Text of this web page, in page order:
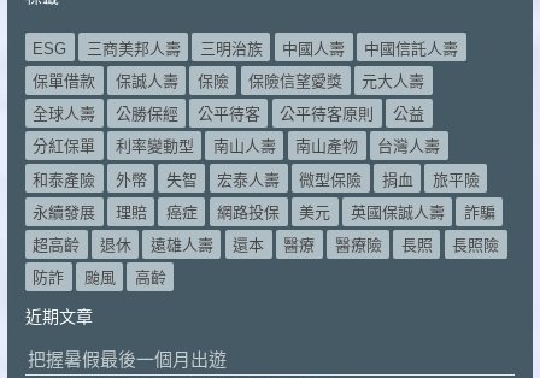
ESG 三商美邦人壽 三明治族 中國人壽
中國信託人壽
保單借款
保誠人壽 保險 保險信望愛獎
元大人壽
全球人壽
公勝保經 公平待客 公平待客原則
公益
分紅保單
利率變動型 南山人壽 南山產物
台灣人壽
和泰產險
外幣 失智 宏泰人壽 微型保險 捐血
旅平險
永續發展
理賠 癌症 網路投保 美元 英國保誠人壽
詐騙
超高齡
退休 遠雄人壽 還本 醫療 醫療險 長照
長照險
防詐
颱風 高齡
近期文章
把握暑假最後一個月出遊